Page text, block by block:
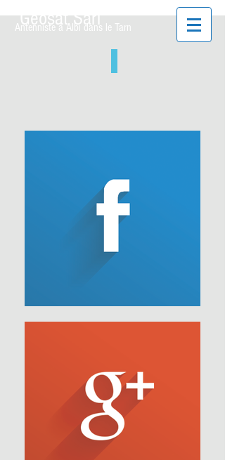
Geosat Sarl
Antenniste à Albi dans le Tarn